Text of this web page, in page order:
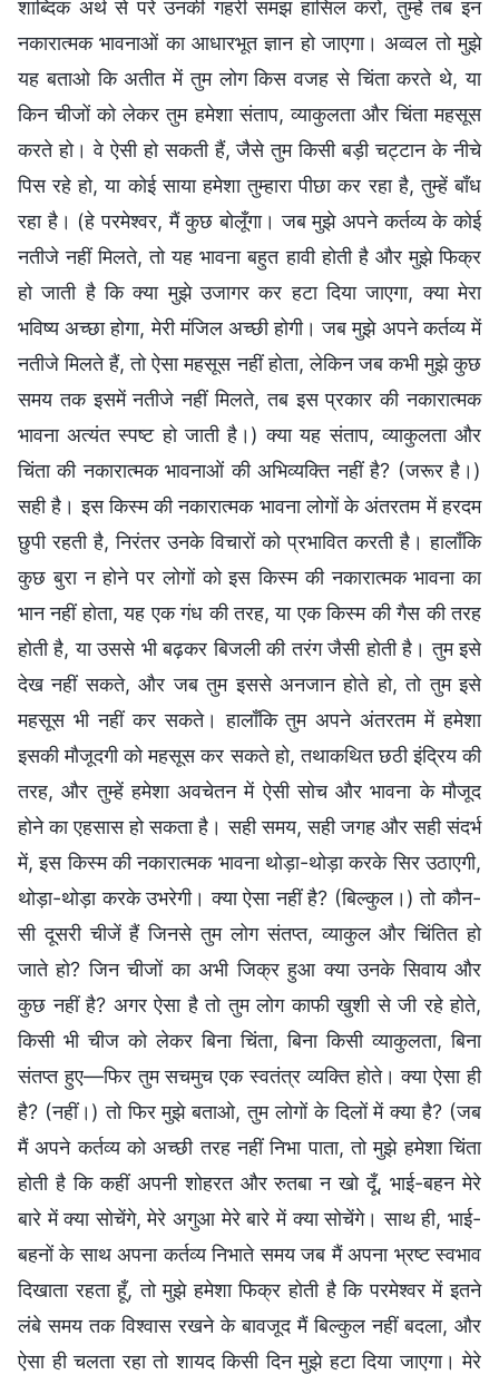
शाब्दिक अर्थ से परे उनकी गहरी समझ हासिल करो, तुम्हें तब इन
नकारात्मक भावनाओं का आधारभूत ज्ञान हो जाएगा। अव्वल तो मुझे
यह बताओ कि अतीत में तुम लोग किस वजह से चिंता करते थे, या
किन चीजों को लेकर तुम हमेशा संताप, व्याकुलता और चिंता महसूस
करते हो। वे ऐसी हो सकती हैं, जैसे तुम किसी बड़ी चट्टान के नीचे
पिस रहे हो, या कोई साया हमेशा तुम्हारा पीछा कर रहा है, तुम्हें बाँध
रहा है। (हे परमेश्वर, मैं कुछ बोलूँगा। जब मुझे अपने कर्तव्य के कोई
नतीजे नहीं मिलते, तो यह भावना बहुत हावी होती है और मुझे फिक्र
हो जाती है कि क्या मुझे उजागर कर हटा दिया जाएगा, क्या मेरा
भविष्य अच्छा होगा, मेरी मंजिल अच्छी होगी। जब मुझे अपने कर्तव्य में
नतीजे मिलते हैं, तो ऐसा महसूस नहीं होता, लेकिन जब कभी मुझे कुछ
समय तक इसमें नतीजे नहीं मिलते, तब इस प्रकार की नकारात्मक
भावना अत्यंत स्पष्ट हो जाती है।) क्या यह संताप, व्याकुलता और
चिंता की नकारात्मक भावनाओं की अभिव्यक्ति नहीं है? (जरूर है।)
सही है। इस किस्म की नकारात्मक भावना लोगों के अंतरतम में हरदम
छुपी रहती है, निरंतर उनके विचारों को प्रभावित करती है। हालाँकि
कुछ बुरा न होने पर लोगों को इस किस्म की नकारात्मक भावना का
भान नहीं होता, यह एक गंध की तरह, या एक किस्म की गैस की तरह
होती है, या उससे भी बढ़कर बिजली की तरंग जैसी होती है। तुम इसे
देख नहीं सकते, और जब तुम इससे अनजान होते हो, तो तुम इसे
महसूस भी नहीं कर सकते। हालाँकि तुम अपने अंतरतम में हमेशा
इसकी मौजूदगी को महसूस कर सकते हो, तथाकथित छठी इंद्रिय की
तरह, और तुम्हें हमेशा अवचेतन में ऐसी सोच और भावना के मौजूद
होने का एहसास हो सकता है। सही समय, सही जगह और सही संदर्भ
में, इस किस्म की नकारात्मक भावना थोड़ा-थोड़ा करके सिर उठाएगी,
थोड़ा-थोड़ा करके उभरेगी। क्या ऐसा नहीं है? (बिल्कुल।) तो कौन-
सी दूसरी चीजें हैं जिनसे तुम लोग संतप्त, व्याकुल और चिंतित हो
जाते हो? जिन चीजों का अभी जिक्र हुआ क्या उनके सिवाय और
कुछ नहीं है? अगर ऐसा है तो तुम लोग काफी खुशी से जी रहे होते,
किसी भी चीज को लेकर बिना चिंता, बिना किसी व्याकुलता, बिना
संतप्त हुए—फिर तुम सचमुच एक स्वतंत्र व्यक्ति होते। क्या ऐसा ही
है? (नहीं।) तो फिर मुझे बताओ, तुम लोगों के दिलों में क्या है? (जब
मैं अपने कर्तव्य को अच्छी तरह नहीं निभा पाता, तो मुझे हमेशा चिंता
होती है कि कहीं अपनी शोहरत और रुतबा न खो दूँ, भाई-बहन मेरे
बारे में क्या सोचेंगे, मेरे अगुआ मेरे बारे में क्या सोचेंगे। साथ ही, भाई-
बहनों के साथ अपना कर्तव्य निभाते समय जब मैं अपना भ्रष्ट स्वभाव
दिखाता रहता हूँ, तो मुझे हमेशा फिक्र होती है कि परमेश्वर में इतने
लंबे समय तक विश्वास रखने के बावजूद मैं बिल्कुल नहीं बदला, और
ऐसा ही चलता रहा तो शायद किसी दिन मुझे हटा दिया जाएगा। मेरे